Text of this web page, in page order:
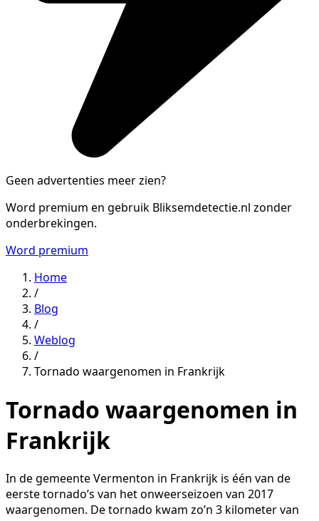
Geen advertenties meer zien?
Word premium en gebruik Bliksemdetectie.nl zonder
onderbrekingen.
Word premium
Home
/
Blog
/
Weblog
/
Tornado waargenomen in Frankrijk
Tornado waargenomen in
Frankrijk
In de gemeente Vermenton in Frankrijk is één van de
eerste tornado’s van het onweerseizoen van 2017
waargenomen. De tornado kwam zo’n 3 kilometer van